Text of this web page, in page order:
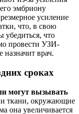
эмбриону
усиление
что, в свою
убедиться, что
провести УЗИ-
врач.
сроках
могут вызывать
и ткани, окружающие
она увеличивается